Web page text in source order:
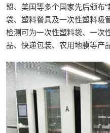
盟、美国等多个国家先后颁布
袋、塑料餐具及一次性塑料吸
检测可为一次性塑料袋、一次
品、快递包装、农用地膜等产